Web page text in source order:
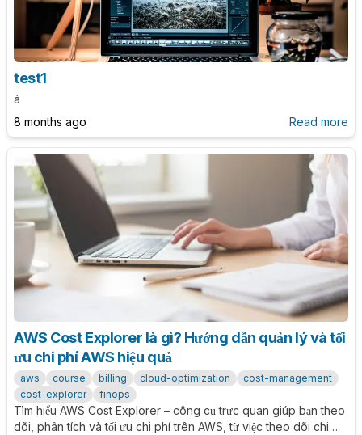
test1
á
8 months ago
Read more
AWS Cost Explorer là gì? Hướng dẫn quản lý và tối
ưu chi phí AWS hiệu quả
aws course billing cloud-optimization
cost-management
cost-explorer
finops
Tìm hiểu AWS Cost Explorer – công cụ trực quan giúp bạn theo
dõi, phân tích và tối ưu chi phí trên AWS, từ việc theo dõi chi